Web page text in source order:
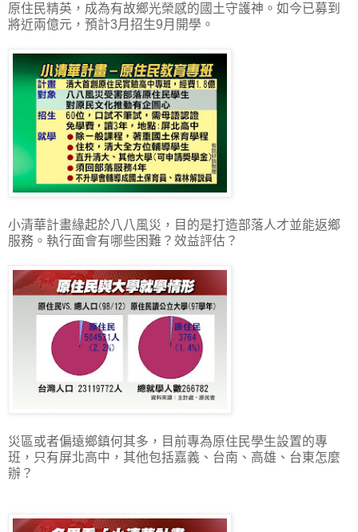
原住民精英，成為有故鄉光榮感的國土守護神。如今已募到
將近兩億元，預計3月招生9月開學。
小清華計畫緣起於八八風災，目的是打造部落人才並能返鄉
服務。執行面會有哪些困難？效益評估？
災區或者偏遠鄉鎮何其多，目前專為原住民學生設置的專
班，只有屏北高中，其他包括嘉義、台南、高雄、台東怎麼
辦？